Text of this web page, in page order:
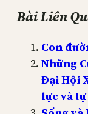
Bài Liên
Con
Những
Đại Hội
lực và